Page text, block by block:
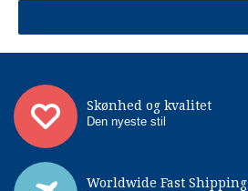
Skønhed og kvalitet
Den nyeste stil
Worldwide Fast Shipping